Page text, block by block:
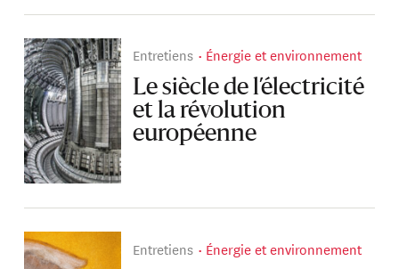
Entretiens Énergie et environnement
Le siècle de l’électricité
et la révolution
européenne
Entretiens Énergie et environnement